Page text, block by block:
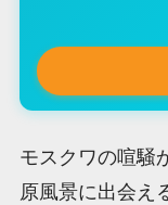
モスクワの喧騒
原風景に出会え